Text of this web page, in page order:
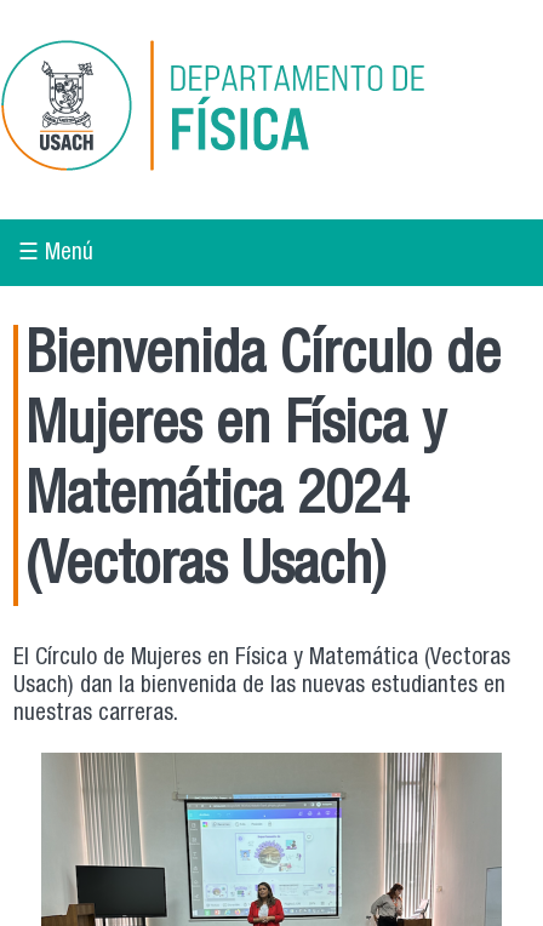
☰ Menú
Bienvenida Círculo de
Mujeres en Física y
Matemática 2024
(Vectoras Usach)
El Círculo de Mujeres en Física y Matemática (Vectoras
Usach) dan la bienvenida de las nuevas estudiantes en
nuestras carreras.